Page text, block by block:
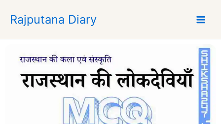
p
Rajputana Diary